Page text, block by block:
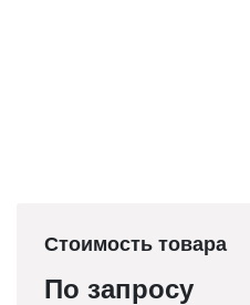
Стоимость товара
По запросу